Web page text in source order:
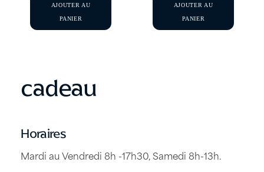
cadeau
Horaires
Mardi au Vendredi 8h -17h30, Samedi 8h-13h.
AJOUTER AU
PANIER
AJOUTER AU
PANIER